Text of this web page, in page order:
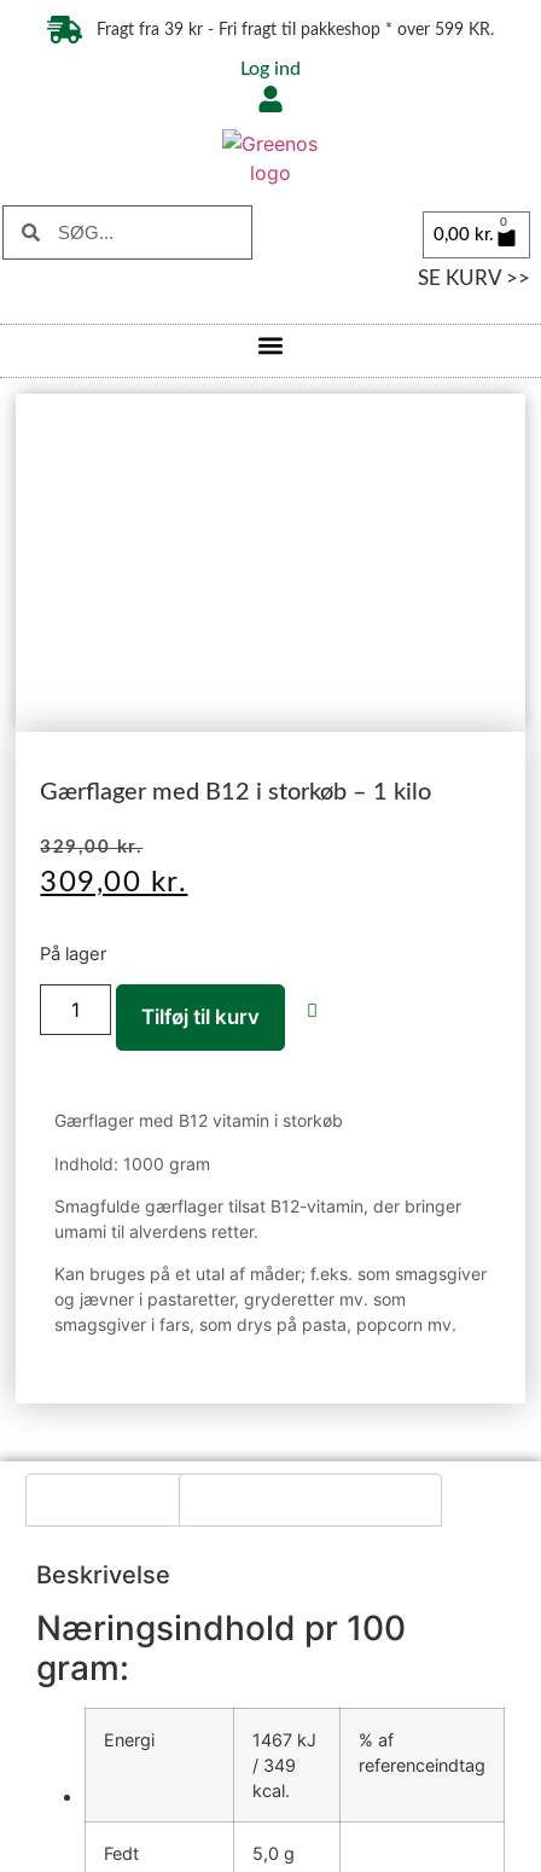
Fragt fra 39 kr - Fri fragt til pakkeshop * over 599 KR.
Log ind
0,00 kr.
0
SE KURV >>
Gærflager med B12 i storkøb – 1 kilo
329,00kr.
309,00 kr.
På lager
Tilføj til kurv
Gærflager med B12 vitamin i storkøb
Indhold: 1000 gram
Smagfulde gærflager tilsat B12-vitamin, der bringer
umami til alverdens retter.
Kan bruges på et utal af måder; f.eks. som smagsgiver
og jævner i pastaretter, gryderetter mv. som
smagsgiver i fars, som drys på pasta, popcorn mv.
Beskrivelse
Næringsindhold pr 100
gram:
Energi
1467 kJ
/ 349
kcal.
% af
referenceindtag
Fedt 5,0 g